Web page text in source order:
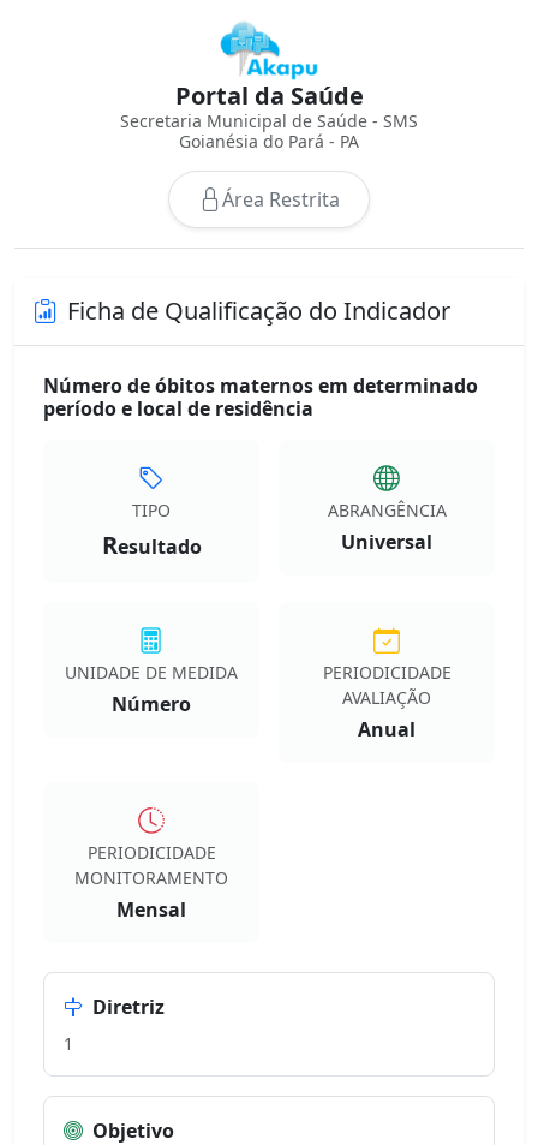
Portal da Saúde
Secretaria Municipal de Saúde - SMS
Goianésia do Pará - PA
Área Restrita
Ficha de Qualificação do Indicador
Número de óbitos maternos em determinado
período e local de residência
TIPO
Resultado
ABRANGÊNCIA
Universal
UNIDADE DE MEDIDA
Número
PERIODICIDADE
AVALIAÇÃO
Anual
PERIODICIDADE
MONITORAMENTO
Mensal
Diretriz
1
Objetivo